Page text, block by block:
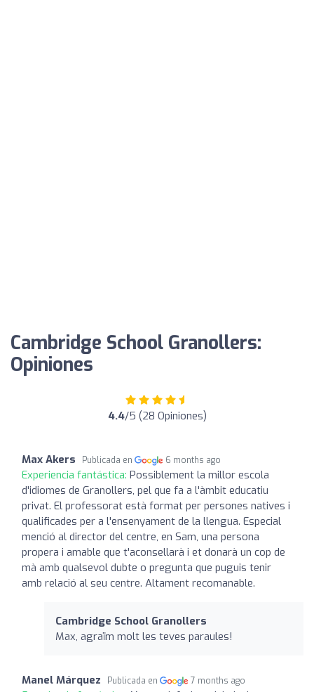
Cambridge School Granollers:
Opiniones
4.4/5 (28 Opiniones)
Max Akers Publicada en 6 months ago
Experiencia fantástica: Possiblement la millor escola
d'idiomes de Granollers, pel que fa a l'àmbit educatiu
privat. El professorat està format per persones natives i
qualificades per a l'ensenyament de la llengua. Especial
menció al director del centre, en Sam, una persona
propera i amable que t'aconsellarà i et donarà un cop de
mà amb qualsevol dubte o pregunta que puguis tenir
amb relació al seu centre. Altament recomanable.
Cambridge School Granollers
Max, agraïm molt les teves paraules!
Manel Márquez Publicada en 7 months ago